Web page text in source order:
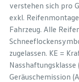
verstehen sich pro
exkl.
Fahrzeug. Alle
zugelassen. KE =
Nasshaftungsklasse
Geräuschemission